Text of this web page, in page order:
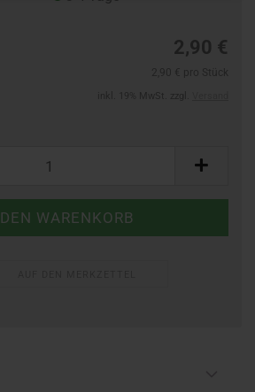
.
jedoch zu längeren Lieferzeiten kommen.
2,90 €